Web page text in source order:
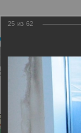
25 из 62